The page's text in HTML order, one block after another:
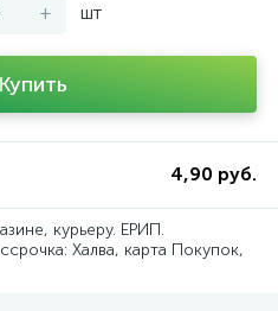
+ шт
Купить
4,90 руб.
курьеру. ЕРИП.
Халва, карта Покупок,